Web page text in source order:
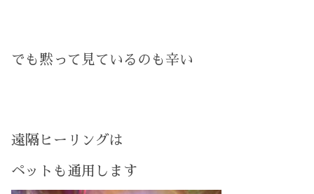
でも黙って見ているのも辛い
遠隔ヒーリングは
ペットも通用します